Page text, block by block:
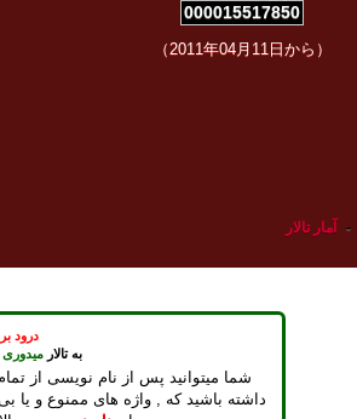
درود
به تالار میدوری
شما میتوانید پس از نام نویسی از
داشته باشید که , واژه های ممنوع و یا
000015517850
（2011年04月11日から）
- آمار تالار